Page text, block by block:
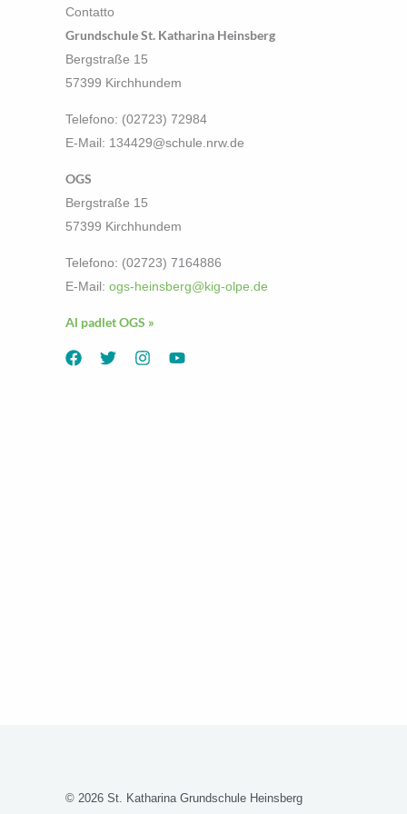
Contatto
Grundschule St. Katharina Heinsberg
Bergstraße 15
57399 Kirchhundem
Telefono: (02723) 72984
E-Mail: 134429@schule.nrw.de
OGS
Bergstraße 15
57399 Kirchhundem
Telefono: (02723) 7164886
E-Mail: ogs-heinsberg@kig-olpe.de
Al padlet OGS »
© 2026 St. Katharina Grundschule Heinsberg